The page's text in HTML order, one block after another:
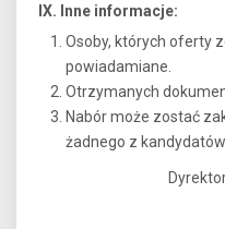
IX. Inne informacje:
Osoby, których oferty
powiadamiane.
Otrzymanych
Nabór może zostać
żadnego z kandydatów.